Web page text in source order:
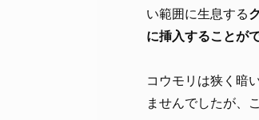
い範囲に生息する
に挿入することが
コウモリは狭く暗
ませんでしたが、